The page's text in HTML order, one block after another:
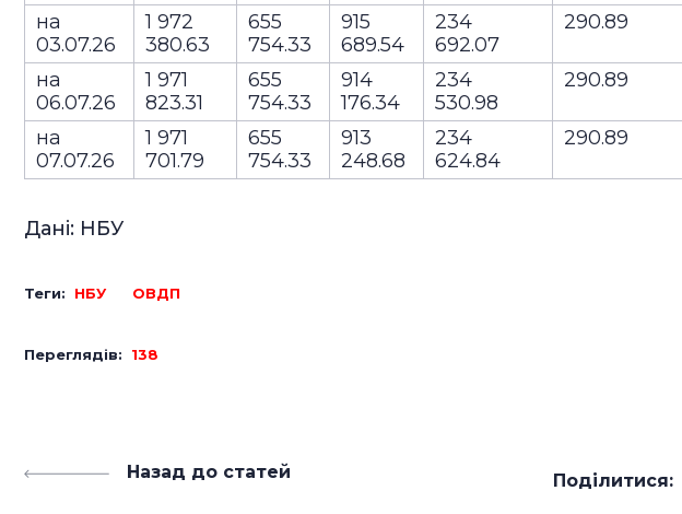
на
03.07.26
1 972
380.63
655
754.33
915
689.54
234
692.07
290.89
на
06.07.26
1 971
823.31
655
754.33
914
176.34
234
530.98
290.89
на
07.07.26
1 971
701.79
655
754.33
913
248.68
234
624.84
290.89
Дані: НБУ
Теги: НБУ ОВДП
Переглядів: 138
Назад до статей Поділитися: